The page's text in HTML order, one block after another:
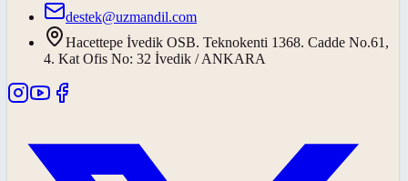
destek@uzmandil.com
Hacettepe İvedik OSB. Teknokenti 1368. Cadde No.61,
4. Kat Ofis No: 32 İvedik / ANKARA